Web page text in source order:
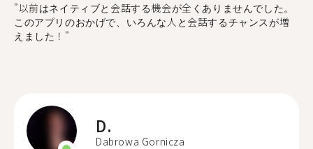
"以前はネイティブと会話する機会が全くありませんでした。
このアプリのおかげで、いろんな人と会話するチャンスが増
えました！"
D.
Dabrowa Gornicza